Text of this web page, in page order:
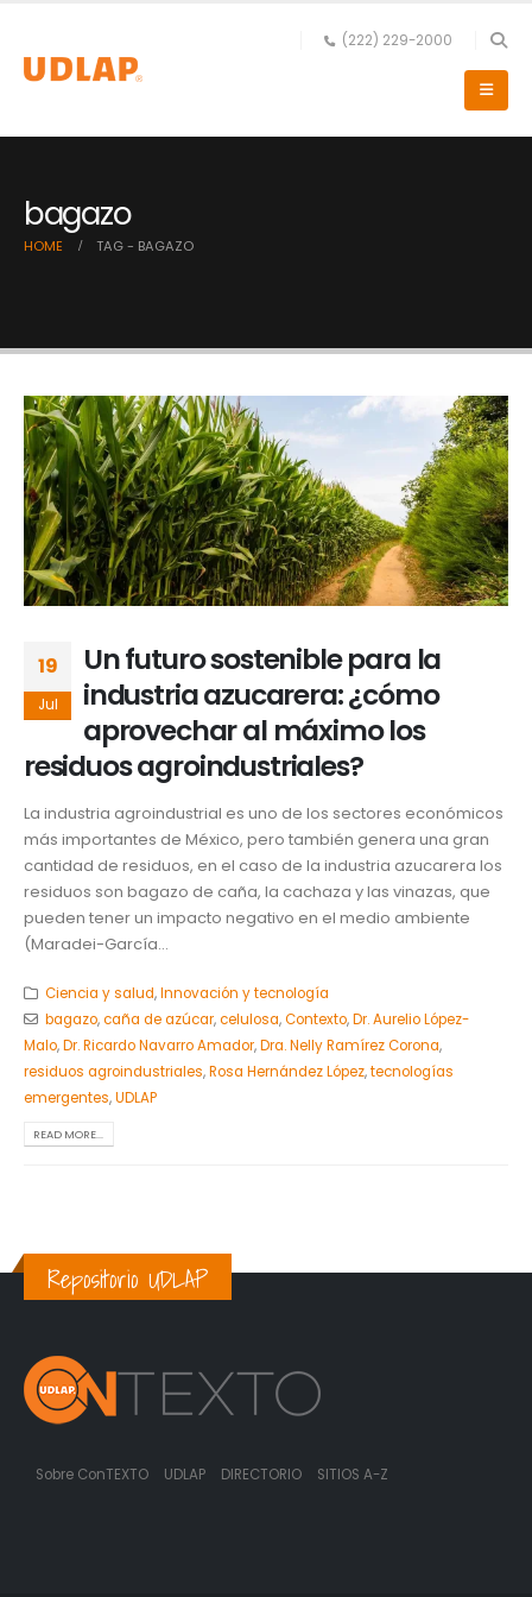
(222) 229-2000
bagazo
HOME TAG - BAGAZO
19
Jul
Un futuro sostenible para la
industria azucarera: ¿cómo
aprovechar al máximo los
residuos agroindustriales?
La industria agroindustrial es uno de los sectores económicos
más importantes de México, pero también genera una gran
cantidad de residuos, en el caso de la industria azucarera los
residuos son bagazo de caña, la cachaza y las vinazas, que
pueden tener un impacto negativo en el medio ambiente
(Maradei-García...
Ciencia y salud,Innovación y tecnología
bagazo,caña de azúcar,celulosa,Contexto,Dr. Aurelio López-
Malo,Dr. Ricardo Navarro Amador,Dra. Nelly Ramírez Corona,
residuos agroindustriales,Rosa Hernández López,tecnologías
emergentes,UDLAP
READ MORE...
Repositorio UDLAP
Sobre ConTEXTO UDLAP DIRECTORIO SITIOS A-Z